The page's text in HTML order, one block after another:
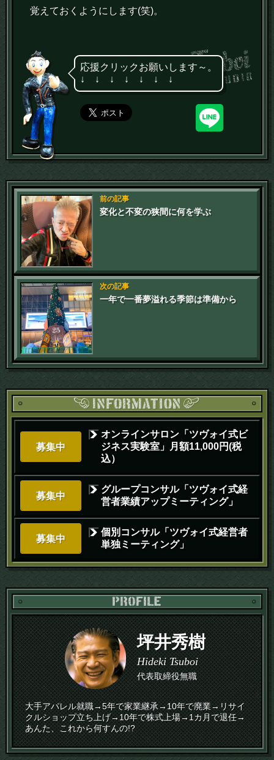
覚えておくようにします(笑)。
応援クリックお願いします～。
↓ ↓ ↓ ↓ ↓ ↓ ↓
前の記事
変化と不変の狭間に何を学ぶ
次の記事
一年で一番夢溢れる季節は準備から
募集中
オンラインサロン「ツヴォイ式ビ
ジネス実験室」月額11,000円(税
込）
募集中
グループコンサル「ツヴォイ式経
営者業績アップミーティング」
募集中
個別コンサル「ツヴォイ式経営者
単独ミーティング」
坪井秀樹
Hideki Tsuboi
代表取締役無職
大手アパレル就職→5年で家業継承→10年で廃業→リサイ
クルショップ立ち上げ→10年で株式上場→1カ月で退任→
あんた、これから何すんの!?